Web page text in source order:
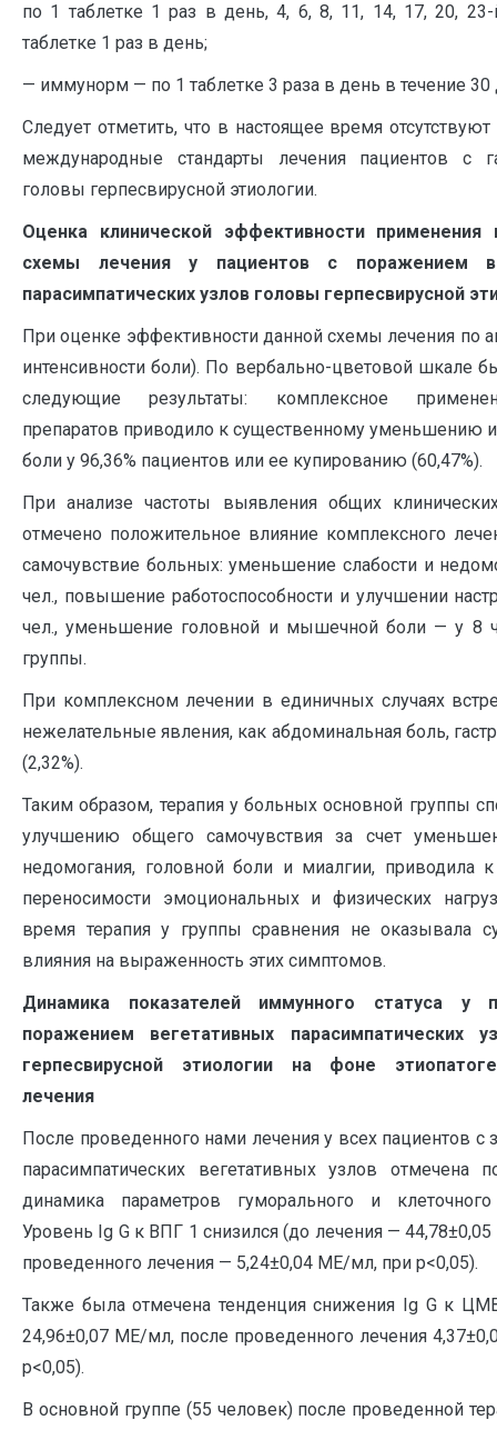
по 1 таблетке 1 раз в день, 4, 6, 8, 11, 14, 17, 20,
таблетке 1 раз в день;
— иммунорм — по 1 таблетке 3 раза в день в течение 30
Следует отметить, что в настоящее время
международные стандарты лечения пациентов с
головы герпесвирусной этиологии.
Оценка клинической эффективности применения
схемы лечения у пациентов с поражением
парасимпатических узлов головы герпесвирусной
При оценке эффективности данной схемы лечения по
интенсивности боли). По вербально-цветовой шкале
следующие результаты: комплексное
препаратов приводило к существенному уменьшению
боли у 96,36% пациентов или ее купированию (60,47%).
При анализе частоты выявления общих
отмечено положительное влияние комплексного
самочувствие больных: уменьшение слабости и
чел., повышение работоспособности и улучшении
чел., уменьшение головной и мышечной боли — у 8
группы.
При комплексном лечении в единичных случаях
нежелательные явления, как абдоминальная боль,
(2,32%).
Таким образом, терапия у больных основной группы
улучшению общего самочувствия за счет
недомогания, головной боли и миалгии,
переносимости эмоциональных и физических
время терапия у группы сравнения не оказывала
влияния на выраженность этих симптомов.
Динамика показателей иммунного статуса у
поражением вегетативных парасимпатических
герпесвирусной этиологии на фоне
лечения
После проведенного нами лечения у всех пациентов с
парасимпатических вегетативных узлов отмечена
динамика параметров гуморального и клеточного
Уровень Ig G к ВПГ 1 снизился (до лечения —
проведенного лечения — 5,24±0,04 ME/мл, при р<0,05).
Также была отмечена тенденция снижения Ig G к
24,96±0,07 ME/мл, после проведенного лечения
р<0,05).
В основной группе (55 человек) после проведенной